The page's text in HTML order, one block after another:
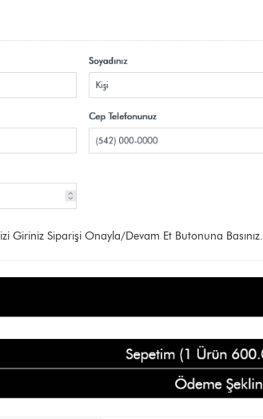
Giriniz Siparişi Onayla/Devam Et Butonuna Basınız.